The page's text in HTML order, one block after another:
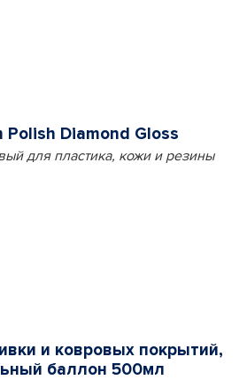
Polish Diamond Gloss
для пластика, кожи и резины
и ковровых покрытий,
баллон 500мл